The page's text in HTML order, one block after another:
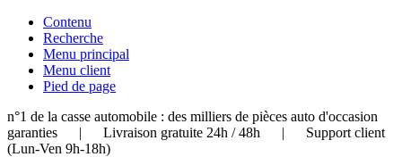
Contenu
Recherche
Menu principal
Menu client
Pied de page
n°1 de la casse automobile : des milliers de pièces auto d'occasion
garanties | Livraison gratuite 24h / 48h | Support client
(Lun-Ven 9h-18h)